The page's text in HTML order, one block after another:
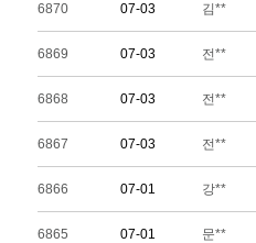
6870 07-03 김**
6869 07-03 전**
6868 07-03 전**
6867 07-03 전**
6866 07-01 강**
6865 07-01 문**